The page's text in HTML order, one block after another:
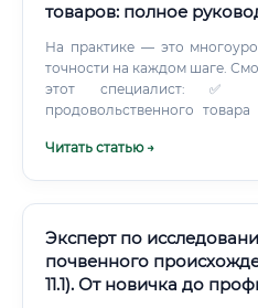
товаров: полное
На практике — это
точности на каждом шаге.
этот специалист: ✅ Определение качества
продовольственного
или ликвидационной
качества ✅ Экспертиза при таможенном оформлении —
для правильной
Участие в судебных
Читать статью →
Эксперт по
почвенного
11.1). От новичка до